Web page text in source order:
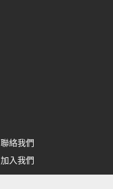
聯絡我們
加入我們